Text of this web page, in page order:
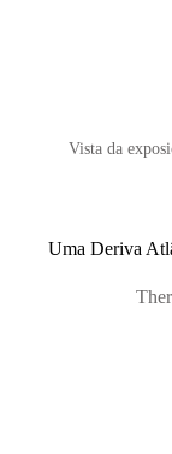
Vista da
Uma Deriva